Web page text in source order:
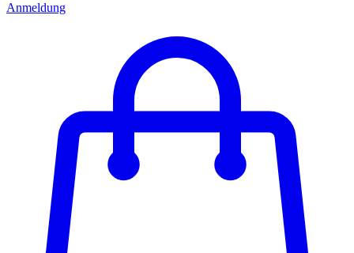
Anmeldung